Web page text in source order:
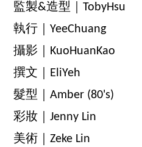
監製&造型｜TobyHsu
執行｜YeeChuang
攝影｜KuoHuanKao
撰文｜EliYeh
髮型｜Amber (80's)
彩妝｜Jenny Lin
美術｜Zeke Lin